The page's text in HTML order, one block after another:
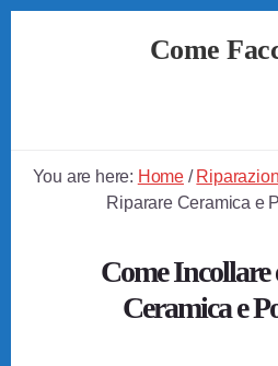
Come
Quotidiani
You are here: Home /
Riparare Ceramica e
Come Incollare
Ceramica e